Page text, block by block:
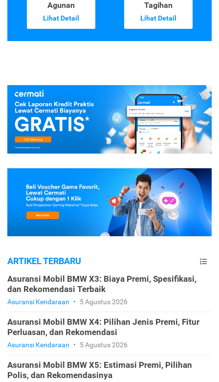
Agunan
Lihat Detail
Tagihan
Lihat Detail
ARTIKEL TERBARU
Asuransi Mobil BMW X3: Biaya Premi, Spesifikasi,
dan Rekomendasi Terbaik
Asuransi Kendaraan • 5 Agustus 2026
Asuransi Mobil BMW X4: Pilihan Jenis Premi, Fitur
Perluasan, dan Rekomendasi
Asuransi Kendaraan • 5 Agustus 2026
Asuransi Mobil BMW X5: Estimasi Premi, Pilihan
Polis, dan Rekomendasinya